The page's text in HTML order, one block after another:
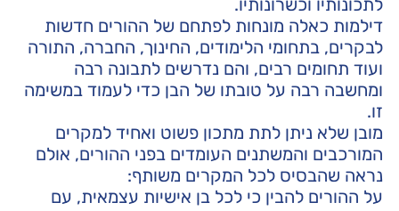
לתכונותיו וכשרונותיו.
דילמות כאלה מונחות לפתחם של ההורים חדשות
לבקרים, בתחומי הלימודים, החינוך, החברה, התורה
ועוד תחומים רבים, והם נדרשים לתבונה רבה
ומחשבה רבה על טובתו של הבן כדי לעמוד במשימה
זו.
מובן שלא ניתן לתת מתכון פשוט ואחיד למקרים
המורכבים והמשתנים העומדים בפני ההורים, אולם
נראה שהבסיס לכל המקרים משותף:
על ההורים להבין כי לכל בן אישיות עצמאית, עם